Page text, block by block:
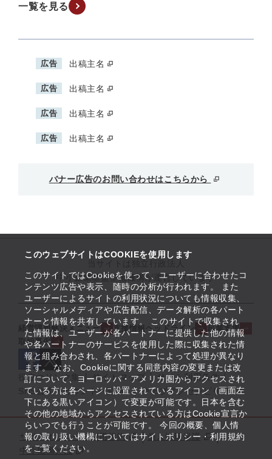
このウェブサイトはCOOKIEを使用します
このサイトではCookieを使って、ユーザーに合わせたコ
ンテンツ広告や表示、随時の分析が行われます。 また
ユーザーによるサイトの利用状況についても情報収集、
ソーシャルメディアや広告配信、データ解析の各パート
ナーと情報を共有しています。 このサイトで収集され
た情報は、ユーザーが各パートナーに提供した他の情報
や各パートナーのサービスを使用した際に収集された情
報と組み合わされ、各パートナーによって処理が異なり
ます。 なお、Cookieに関する同意内容の変更または改
訂について、ヨーロッパ・アメリカ圏からアクセスされ
ている方は各ページに設置されているアイコン（画面左
下にある黒いアイコン）で変更が可能です。日本を含む
その他の地域からアクセスされている方はCookie宣言か
らいつでも行うことが可能です。 今回の概要、個人情
報の取り扱い機構についてはサイトポリシー・利用規約
をご覧ください。
一覧を見る
広告 出稿主名
広告 出稿主名
広告 出稿主名
広告 出稿主名
バナー広告のお問い合わせはこちらから
中小企業基盤整備機構が運営しています
経営課題解決メニュー 支援情報ヘッドライン
起業支援
取組事例
役立つリンク集 サイトマップ
サイト利用条件
SNS公式アカウント一覧
ウェブアクセシビリティ
サイトポリシー・利用規約
個人情報保護
中小機構とは